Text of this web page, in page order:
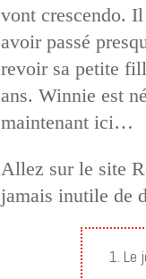
vont crescendo. Il
avoir passé
revoir sa petite
ans. Winnie est
maintenant ici…
Allez sur le site
jamais inutile de
1. Le